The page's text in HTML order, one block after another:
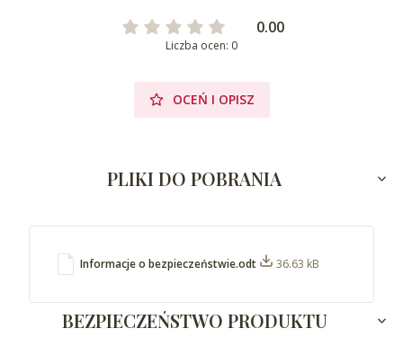
0.00
Liczba ocen: 0
OCEŃ I OPISZ
PLIKI DO POBRANIA
Informacje o bezpieczeństwie.odt 36.63 kB
BEZPIECZEŃSTWO PRODUKTU